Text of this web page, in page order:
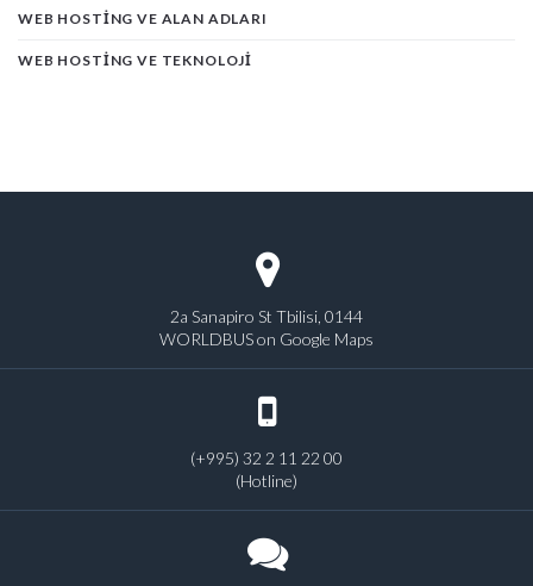
WEB HOSTING VE ALAN ADLARI
WEB HOSTING VE TEKNOLOJI
2a Sanapiro St Tbilisi, 0144
WORLDBUS on Google Maps
(+995) 32 2 11 22 00
(Hotline)